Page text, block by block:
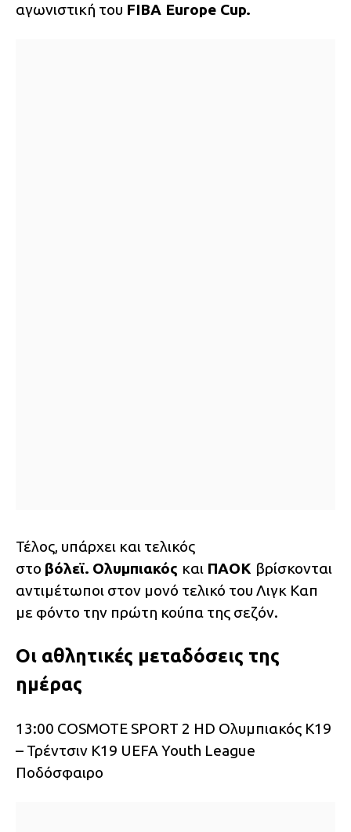
αγωνιστική του FIBA Europe Cup.
Τέλος, υπάρχει και τελικός
στο βόλεϊ. Ολυμπιακός και ΠΑΟΚ βρίσκονται
αντιμέτωποι στον μονό τελικό του Λιγκ Καπ
με φόντο την πρώτη κούπα της σεζόν.
Οι αθλητικές μεταδόσεις της
ημέρας
13:00 COSMOTE SPORT 2 HD Ολυμπιακός Κ19
– Τρέντσιν Κ19 UEFA Youth League
Ποδόσφαιρο